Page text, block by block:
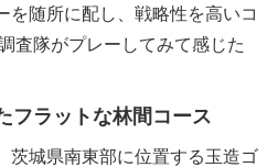
を随所に配し、戦略性を高いコ
隊がプレーしてみて感じた
フラットな林間コース
茨城県南東部に位置する玉造ゴ